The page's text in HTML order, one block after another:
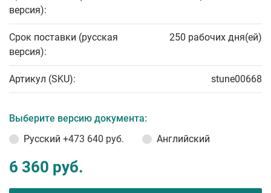
версия):
Срок поставки (русская
версия):
250 рабочих дня(ей)
Артикул (SKU): stune00668
Выберите версию документа:
Русский +473 640 руб. Английский
6 360 руб.